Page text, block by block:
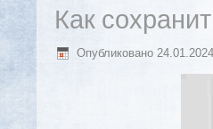
Как
Опубликовано 24.01.2024